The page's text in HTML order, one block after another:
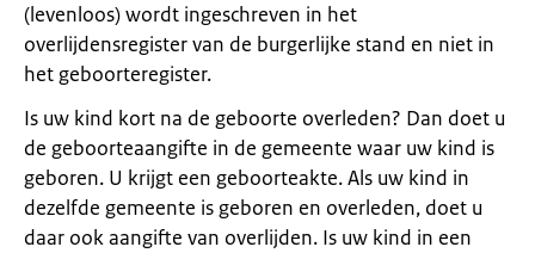
(levenloos) wordt ingeschreven in het
overlijdensregister van de burgerlijke stand en niet in
het geboorteregister.
Is uw kind kort na de geboorte overleden? Dan doet u
de geboorteaangifte in de gemeente waar uw kind is
geboren. U krijgt een geboorteakte. Als uw kind in
dezelfde gemeente is geboren en overleden, doet u
daar ook aangifte van overlijden. Is uw kind in een